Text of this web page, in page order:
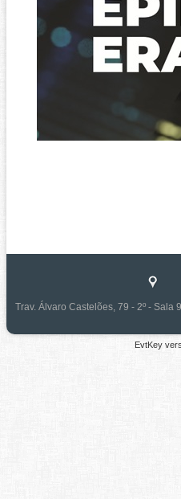
Trav. Álvaro Castelões, 79 - 2º - Sala
EvtKey